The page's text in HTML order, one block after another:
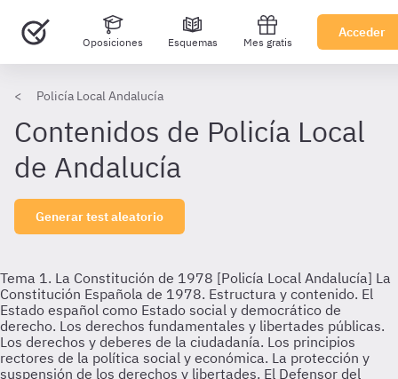
Oposiciones Esquemas Mes gratis
Acceder
Policía Local Andalucía
Contenidos de Policía Local
de Andalucía
Generar test aleatorio
Tema 1. La Constitución de 1978 [Policía Local Andalucía] La
Constitución Española de 1978. Estructura y contenido. El
Estado español como Estado social y democrático de
derecho. Los derechos fundamentales y libertades públicas.
Los derechos y deberes de la ciudadanía. Los principios
rectores de la política social y económica. La protección y
suspensión de los derechos y libertades. El Defensor del